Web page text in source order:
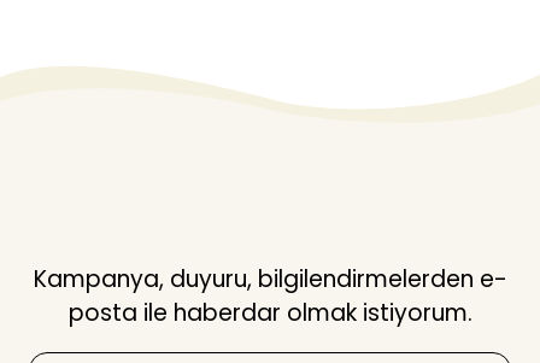
Kampanya, duyuru, bilgilendirmelerden e-
posta ile haberdar olmak istiyorum.